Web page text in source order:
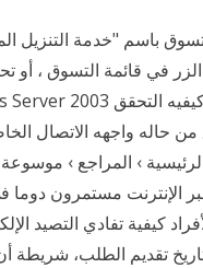
باسم "خدمة التنزيل
في قائمة التسوق ، أو
من حاله واجهه الاتصال
والتحقق منها 1442 - موسوعة. الرئيسية ›
منها 1442. المهاجمون عبر الإنترنت
كيفية تفادي التصيد
(٣) ثلاثة أشهر من تاريخ تقديم